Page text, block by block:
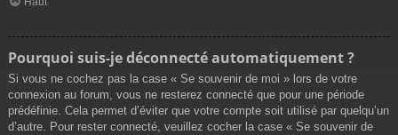
Pourquoi suis-je déconnecté automatiquement ?
Si vous ne cochez pas la case « Se souvenir de moi » lors de votre
connexion au forum, vous ne resterez connecté que pour une période
prédéfinie. Cela permet d’éviter que votre compte soit utilisé par quelqu’un
d’autre. Pour rester connecté, veuillez cocher la case « Se souvenir de